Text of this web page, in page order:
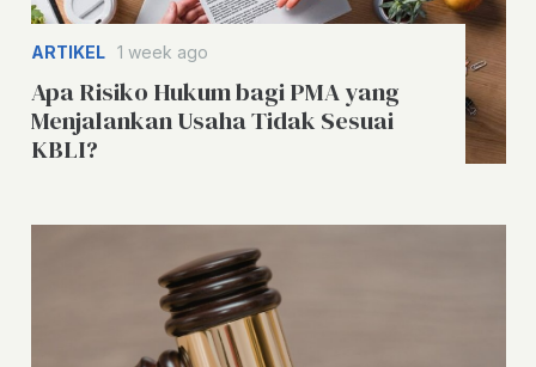
ARTIKEL 1 week ago
Apa Risiko Hukum bagi PMA yang
Menjalankan Usaha Tidak Sesuai
KBLI?